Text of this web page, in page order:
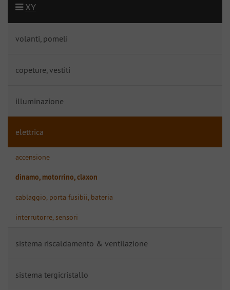
XY
volanti, pomeli
copeture, vestiti
illuminazione
elettrica
accensione
dinamo, motorrino, claxon
cablaggio, porta fusibii, bateria
interrutorre, sensori
sistema riscaldamento & ventilazione
sistema tergicristallo